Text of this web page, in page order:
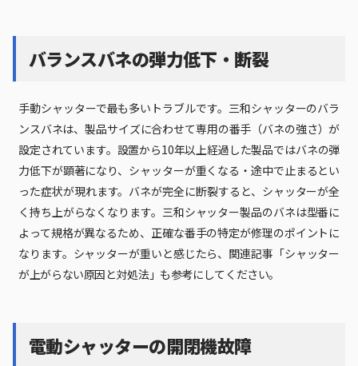
バランスバネの弾力低下・断裂
手動シャッターで最も多いトラブルです。三和シャッターのバラ
ンスバネは、製品サイズに合わせて専用の番手（バネの強さ）が
設定されています。設置から10年以上経過した製品ではバネの弾
力低下が顕著になり、シャッターが重くなる・途中で止まるとい
った症状が現れます。バネが完全に断裂すると、シャッターが全
く持ち上がらなくなります。三和シャッター製品のバネは型番に
よって規格が異なるため、正確な番手の特定が修理のポイントに
なります。シャッターが重いと感じたら、関連記事「シャッター
が上がらない原因と対処法」も参考にしてください。
電動シャッターの開閉機故障